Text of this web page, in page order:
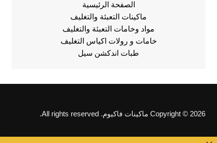
الصفحة الرئيسية
ماكينات التعبئة والتغليف
مواد وخامات التعبئة والتغليف
خامات و رولات اكياس التغليف
طبات اندكشن سيل
Copyright © 2026 ماكينات فاكيوم. All rights reserved.